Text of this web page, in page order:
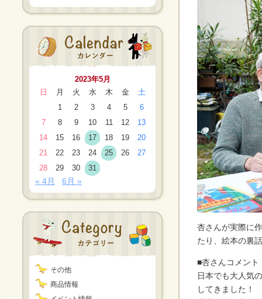
2023年5月
日
月 火 水 木 金
土
1
2 3 4 5
6
7
8 9 10 11 12
13
14
15 16 17 18 19
20
21
22 23 24 25 26
27
28
29 30 31
« 4月 6月 »
その他
商品情報
杏さんが実際に
たり、絵本の裏
■杏さんコメント
日本でも大人気
してきました！